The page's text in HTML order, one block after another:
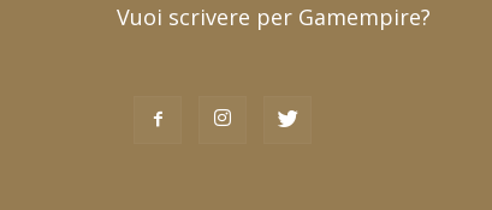
Vuoi scrivere per Gamempire?